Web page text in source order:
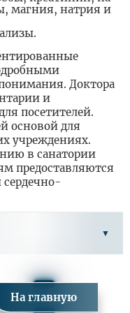
магния, натрия и
Доктора
и
посетителей.
основой для
учреждениях.
в санатории
предоставляются
сердечно-
- 24.08.2026
На главную